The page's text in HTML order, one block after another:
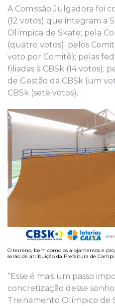
A Comissão Julgadora foi
(12 votos) que integram a
Olímpica de Skate; pela
(quatro votos); pelos
voto por Comitê); pelas
filiadas à CBSk (14 votos);
de Gestão da CBSk (um
CBSk (sete votos).
O terreno, bem como os alojamentos e
serão de atribuição da Prefeitura de
“Esse é mais um passo
concretização desse
Treinamento Olímpico de